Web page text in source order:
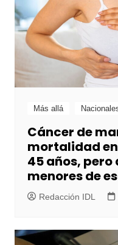
Más allá
Cáncer de
mortalidad
45 años,
menores de
Redacción IDL